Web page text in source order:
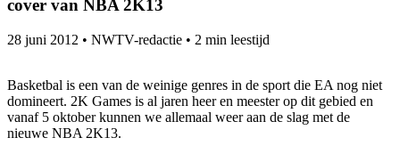
cover van NBA 2K13
28 juni 2012 • NWTV-redactie • 2 min leestijd
Basketbal is een van de weinige genres in de sport die EA nog niet
domineert. 2K Games is al jaren heer en meester op dit gebied en
vanaf 5 oktober kunnen we allemaal weer aan de slag met de
nieuwe NBA 2K13.